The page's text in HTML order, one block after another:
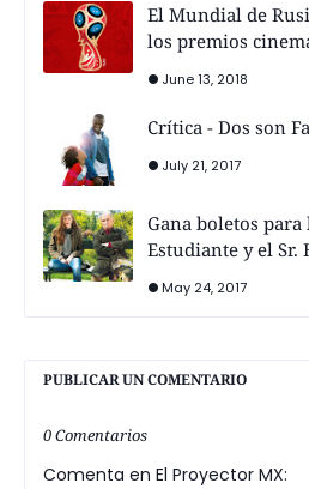
El Mundial de
los premios
June 13, 2018
Crítica - Dos son
July 21, 2017
Gana boletos
Estudiante y el Sr.
May 24, 2017
PUBLICAR UN COMENTARIO
0 Comentarios
Comenta en El Proyector MX: